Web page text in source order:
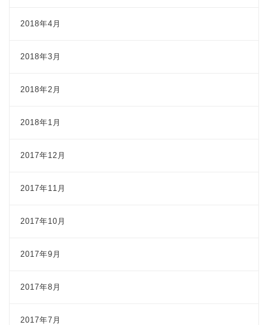
2018年4月
2018年3月
2018年2月
2018年1月
2017年12月
2017年11月
2017年10月
2017年9月
2017年8月
2017年7月